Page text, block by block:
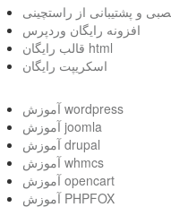
و پشتیبانی از راستچینی
افزونه رایگان وردپرس
قالب رایگان html
اسکریپت رایگان
آموزش wordpress
آموزش joomla
آموزش drupal
آموزش whmcs
آموزش opencart
آموزش PHPFOX